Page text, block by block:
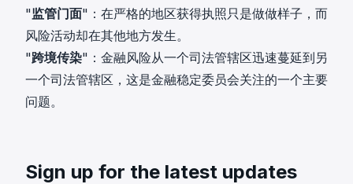
"监管门面"：在严格的地区获得执照只是做做样子，而
风险活动却在其他地方发生。
"跨境传染"：金融风险从一个司法管辖区迅速蔓延到另
一个司法管辖区，这是金融稳定委员会关注的一个主要
问题。
Sign up for the latest updates